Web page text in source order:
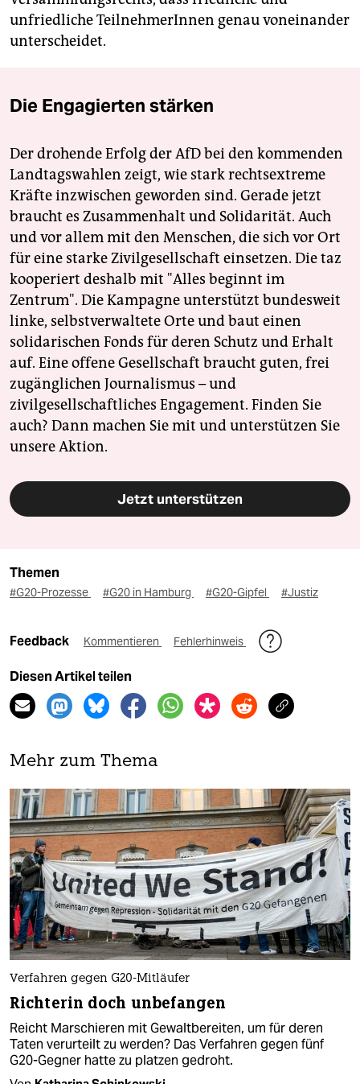
unfriedliche TeilnehmerInnen genau voneinander
unterscheidet.
Die Engagierten stärken
Der drohende Erfolg der AfD bei den kommenden
Landtagswahlen zeigt, wie stark rechtsextreme
Kräfte inzwischen geworden sind. Gerade jetzt
braucht es Zusammenhalt und Solidarität. Auch
und vor allem mit den Menschen, die sich vor Ort
für eine starke Zivilgesellschaft einsetzen. Die taz
kooperiert deshalb mit "Alles beginnt im
Zentrum". Die Kampagne unterstützt bundesweit
linke, selbstverwaltete Orte und baut einen
solidarischen Fonds für deren Schutz und Erhalt
auf. Eine offene Gesellschaft braucht guten, frei
zugänglichen Journalismus – und
zivilgesellschaftliches Engagement. Finden Sie
auch? Dann machen Sie mit und unterstützen Sie
unsere Aktion.
Jetzt unterstützen
Themen
#G20-Prozesse #G20 in Hamburg #G20-Gipfel #Justiz
Feedback Kommentieren Fehlerhinweis
Diesen Artikel teilen
Mehr zum Thema
Verfahren gegen G20-Mitläufer
Richterin doch unbefangen
Reicht Marschieren mit Gewaltbereiten, um für deren
Taten verurteilt zu werden? Das Verfahren gegen fünf
G20-Gegner hatte zu platzen gedroht.